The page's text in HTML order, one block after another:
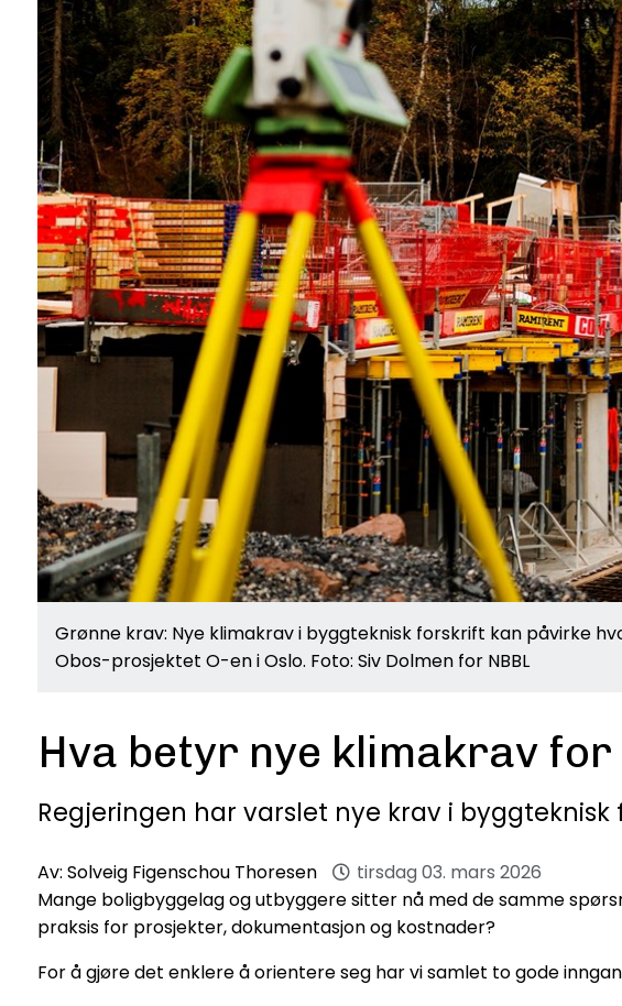
Grønne krav: Nye klimakrav i byggteknisk forskrift kan påvirke
Obos-prosjektet O-en i Oslo. Foto: Siv Dolmen for NBBL
Hva betyr nye klimakrav
Regjeringen har varslet nye krav i
Av: Solveig Figenschou Thoresen
tirsdag 03. mars 2026
Mange boligbyggelag og utbyggere sitter nå med de samme
praksis for prosjekter, dokumentasjon og kostnader?
For å gjøre det enklere å orientere seg har vi samlet to gode